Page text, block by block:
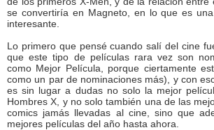
se convertiría en Magneto, en lo que es
interesante.
Lo primero que pensé cuando salí del cine
que este tipo de películas rara vez son
como Mejor Película, porque ciertamente
como un par de nominaciones más), y con
es sin lugar a dudas no solo la mejor
Hombres X, y no solo también una de las
comics jamás llevadas al cine, sino que
mejores películas del año hasta ahora.